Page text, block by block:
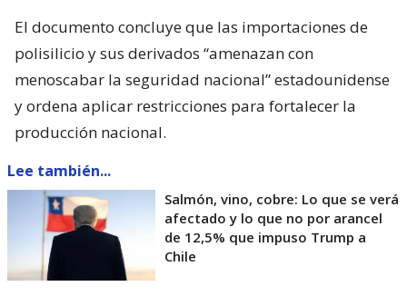
El documento concluye que las importaciones de
polisilicio y sus derivados “amenazan con
menoscabar la seguridad nacional” estadounidense
y ordena aplicar restricciones para fortalecer la
producción nacional.
Lee también...
Salmón, vino, cobre: Lo que se verá
afectado y lo que no por arancel
de 12,5% que impuso Trump a
Chile